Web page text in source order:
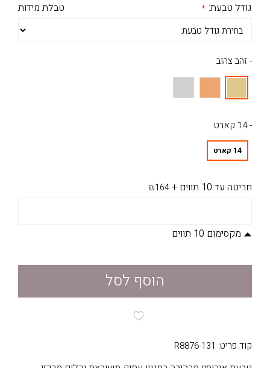
טבלת מידות גודל טבעת:
- זהב צהוב
- 14 קארט
14 קארט
חריטה עד 10 תווים +
₪164
מקסימום 10 תווים
הוסף לסל
קוד פריט: R8876-131